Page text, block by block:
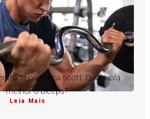
ou rosca scott: Qual isola
melhor o bíceps?
Leia Mais